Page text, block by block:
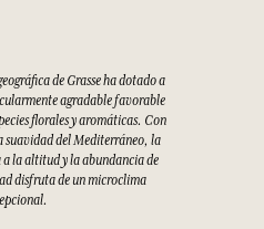
de Grasse ha dotado a
agradable favorable
florales y aromáticas. Con
suavidad del Mediterráneo, la
la altitud y la abundancia de
disfruta de un microclima